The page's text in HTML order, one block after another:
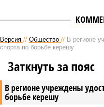
Версия // Общество // В регионе
спорта по борьбе керешу
В регионе учреждены
борьбе керешу
Заткнуть за пояс